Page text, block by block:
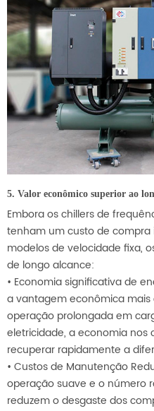
5. Valor econômico superior ao
Embora os chillers de
tenham um custo de compra
modelos de velocidade fixa,
de longo alcance:
• Economia significativa de
a vantagem econômica mais
operação prolongada em
eletricidade, a economia nos
recuperar rapidamente a
• Custos de Manutenção
operação suave e o número
reduzem o desgaste dos